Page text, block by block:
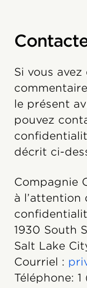
Si vous
le présent
pouvez
décrit ci-
Compagnie
à l’attention
1930 South
Salt Lake
Courriel :
Téléphone: